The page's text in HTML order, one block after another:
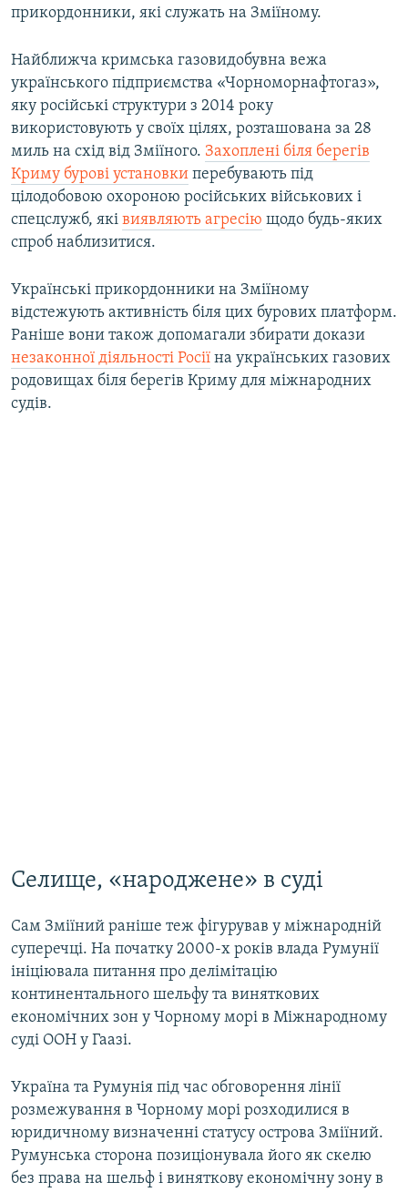
прикордонники, які служать на Зміїному.
Найближча кримська газовидобувна вежа
українського підприємства «Чорноморнафтогаз»,
яку російські структури з 2014 року
використовують у своїх цілях, розташована за 28
миль на схід від Зміїного. Захоплені біля берегів
Криму бурові установки перебувають під
цілодобовою охороною російських військових і
спецслужб, які виявляють агресію щодо будь-яких
спроб наблизитися.
Українські прикордонники на Зміїному
відстежують активність біля цих бурових платформ.
Раніше вони також допомагали збирати докази
незаконної діяльності Росії на українських газових
родовищах біля берегів Криму для міжнародних
судів.
Селище, «народжене» в суді
Сам Зміїний раніше теж фігурував у міжнародній
суперечці. На початку 2000-х років влада Румунії
ініціювала питання про делімітацію
континентального шельфу та виняткових
економічних зон у Чорному морі в Міжнародному
суді ООН у Гаазі.
Україна та Румунія під час обговорення лінії
розмежування в Чорному морі розходилися в
юридичному визначенні статусу острова Зміїний.
Румунська сторона позиціонувала його як скелю
без права на шельф і виняткову економічну зону в